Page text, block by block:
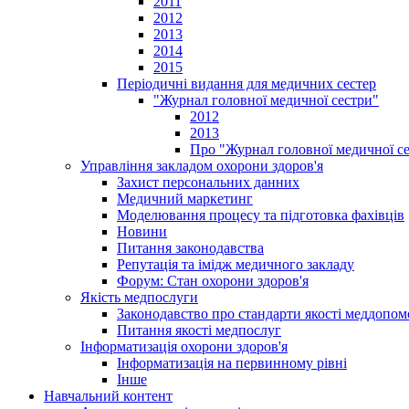
2012
2013
2014
2015
Періодичні видання для медичних сестер
"Журнал головної медичної сестри"
2012
2013
Про "Журнал головної медичної
Управління закладом охорони здоров'я
Захист персональних данних
Медичний маркетинг
Моделювання процесу та підготовка фахівців
Новини
Питання законодавства
Репутація та імідж медичного закладу
Форум: Стан охорони здоров'я
Якість медпослуги
Законодавство про стандарти якості
Питання якості медпослуг
Інформатизація охорони здоров'я
Інформатизація на первинному рівні
Інше
Навчальний контент